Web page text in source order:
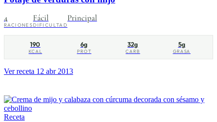
4
RACIONES
Fácil
DIFICULTAD
Principal
190
KCAL
6g
PROT
32g
CARB
5g
GRASA
Ver receta 12 abr 2013
Receta